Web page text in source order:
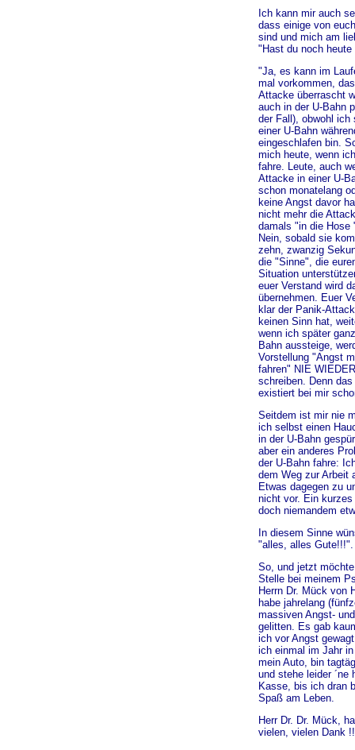
Ich kann mir auch
dass einige von
sind und mich am
"Hast du noch
"Ja, es kann im
mal vorkommen,
Attacke überrascht
auch in der U-Bahn
der Fall), obwohl ich
einer U-Bahn
eingeschlafen bin.
mich heute, wenn
fahre. Leute, auch
Attacke in einer U-
schon monatelang
keine Angst davor
nicht mehr die
damals "in die Hose
Nein, sobald sie
zehn, zwanzig
die "Sinne", die
Situation
euer Verstand wird
übernehmen. Euer
klar der Panik-
keinen Sinn hat,
wenn ich später
Bahn aussteige,
Vorstellung "Angst
fahren" NIE
schreiben. Denn
existiert bei mir
Seitdem ist mir nie
ich selbst einen
in der U-Bahn
aber ein anderes
der U-Bahn fahre:
dem Weg zur Arbeit
Etwas dagegen zu
nicht vor. Ein
doch niemandem
In diesem Sinne
"alles, alles Gute!!!".
So, und jetzt
Stelle bei meinem
Herrn Dr. Mück von
habe jahrelang
massiven Angst-
gelitten. Es gab
ich vor Angst
ich einmal im Jahr
mein Auto, bin
und stehe leider ´ne
Kasse, bis ich dran
Spaß am Leben.
Herr Dr. Dr. Mück,
vielen, vielen Dank